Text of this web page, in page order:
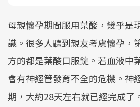
母親懷孕期間服用葉酸，幾乎是
識。很多人聽到親友考慮懷孕，
方的都是葉酸口服錠。若血液中
會有神經管發育不全的危機。神
期，大約28天左右就已經完成了